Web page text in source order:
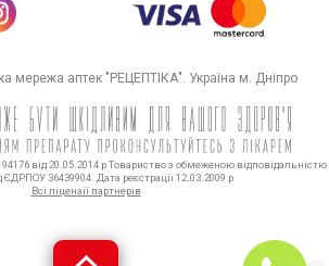
мережа аптек "РЕЦЕПТІКА". Україна м. Дніпро
від 20.05.2014 р Товариство з обмеженою відповідальністю
ЄДРПОУ 36439904. Дата реєстрації 12.03.2009 р
Всі ліцензії партнерів